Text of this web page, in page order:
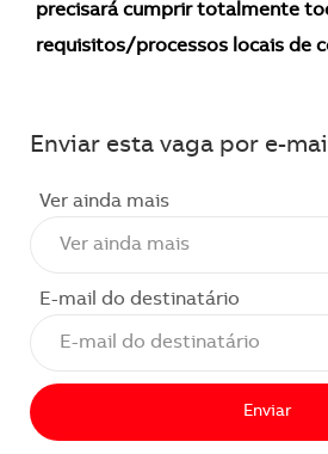
precisará cumprir totalmente
requisitos/processos locais de
Enviar esta vaga por e-
Ver ainda mais
E-mail do destinatário
Enviar